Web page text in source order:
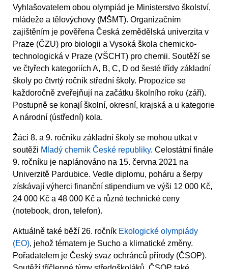
Vyhlašovatelem obou olympiád je Ministerstvo školství,
mládeže a tělovýchovy (MŠMT). Organizačním
zajištěním je pověřena Česká zemědělská univerzita v
Praze (ČZU) pro biologii a Vysoká škola chemicko-
technologická v Praze (VŠCHT) pro chemii. Soutěží se
ve čtyřech kategoriích A, B, C, D od šesté třídy základní
školy po čtvrtý ročník střední školy. Propozice se
každoročně zveřejňují na začátku školního roku (září).
Postupně se konají školní, okresní, krajská a u kategorie
A národní (ústřední) kola.
Žáci 8. a 9. ročníku základní školy se mohou utkat v
soutěži Mladý chemik České republiky. Celostátní finále
9. ročníku je naplánováno na 15. června 2021 na
Univerzitě Pardubice. Vedle diplomu, poháru a šerpy
získávají výherci finanční stipendium ve výši 12 000 Kč,
24 000 Kč a 48 000 Kč a různé technické ceny
(notebook, dron, telefon).
Aktuálně také běží 26. ročník Ekologické olympiády
(EO), jehož tématem je Sucho a klimatické změny.
Pořadatelem je Český svaz ochránců přírody (ČSOP).